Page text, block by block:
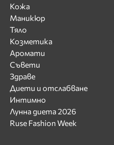
Кожа
Маникюр
Тяло
Козметика
Аромати
Съвети
Здраве
Диети и отслабване
Интимно
Лунна диета 2026
Ruse Fashion Week